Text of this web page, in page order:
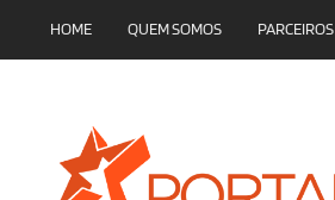
HOME QUEM SOMOS PARCEIROS